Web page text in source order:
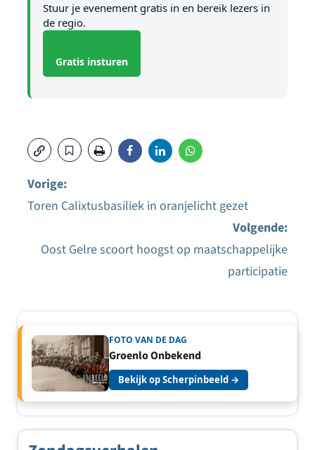
Stuur je evenement gratis in en bereik lezers in
de regio.
Gratis insturen
navigatie
Vorige:
Toren Calixtusbasiliek in oranjelicht gezet
Volgende:
Oost Gelre scoort hoogst op maatschappelijke
participatie
FOTO VAN DE DAG
Groenlo Onbekend
Bekijk op Scherpinbeeld →